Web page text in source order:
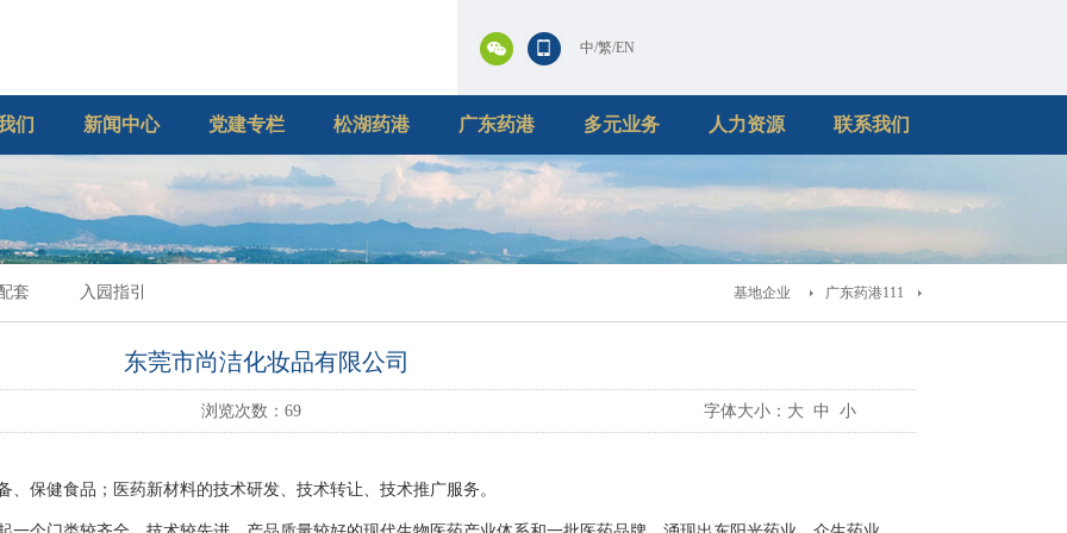
中/繁/EN
们 新闻中心 党建专栏 松湖药港 广东药港 多元业务 人力资源 联系我们
套 入园指引 基地企业 广东药港111
东莞市尚洁化妆品有限公司
浏览次数： 69 字体大小： 大 中 小
保健食品；医药新材料的技术研发、技术转让、技术推广服务。